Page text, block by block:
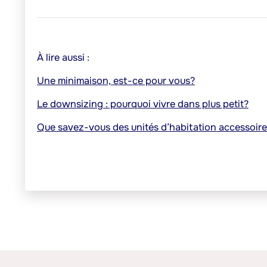
À lire aussi :
Une minimaison, est-ce pour vous?
Le downsizing : pourquoi vivre dans plus petit?
Que savez-vous des unités d’habitation